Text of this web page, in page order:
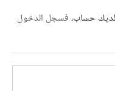
لديك حساب،فسجل الدخول